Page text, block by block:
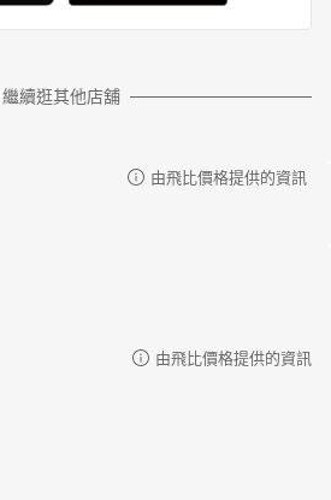
繼續逛其他店舖
由飛比價格提供的資訊
由飛比價格提供的資訊